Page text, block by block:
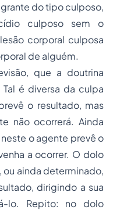
do tipo culposo,
culposo sem o
corporal culposa
de alguém.
que a doutrina
é diversa da culpa
o resultado, mas
não ocorrerá. Ainda
o agente prevê o
a ocorrer. O dolo
ou ainda determinado,
dirigindo a sua
lo. Repito: no dolo